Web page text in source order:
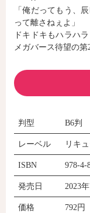
「俺だってもう、
って離さねぇよ」
ドキドキもハラハ
メガバース待望の第
判型 B6判
レーベル リキ
ISBN 978-4-
発売日 2023
価格 792円